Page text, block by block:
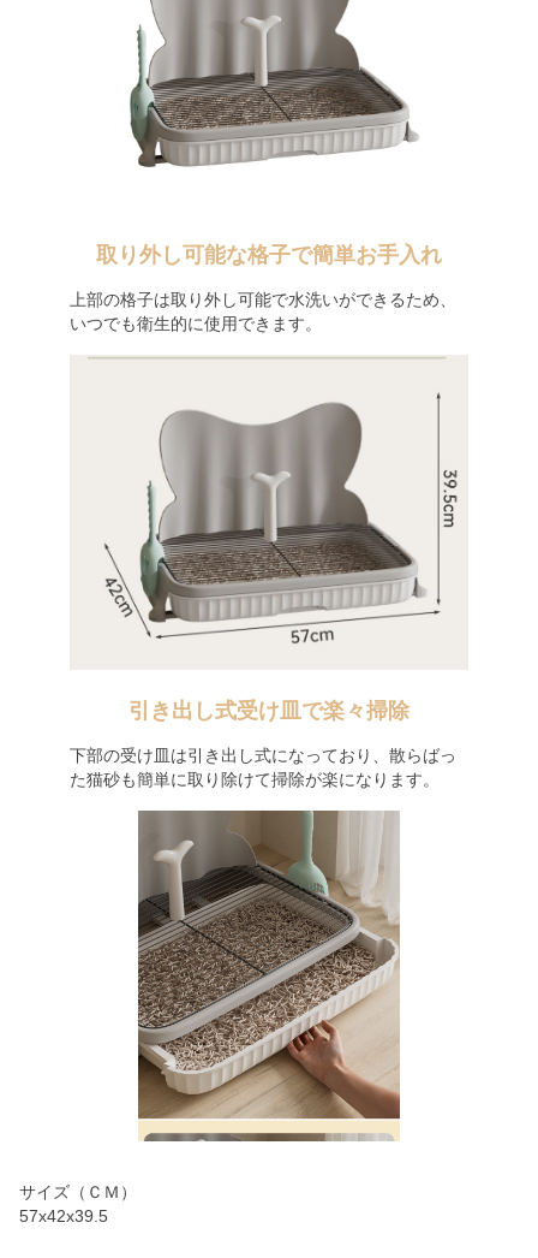
取り外し可能な格子で簡単お手入れ
上部の格子は取り外し可能で水洗いができるため、
いつでも衛生的に使用できます。
引き出し式受け皿で楽々掃除
下部の受け皿は引き出し式になっており、散らばっ
た猫砂も簡単に取り除けて掃除が楽になります。
サイズ（ＣＭ）
57x42x39.5